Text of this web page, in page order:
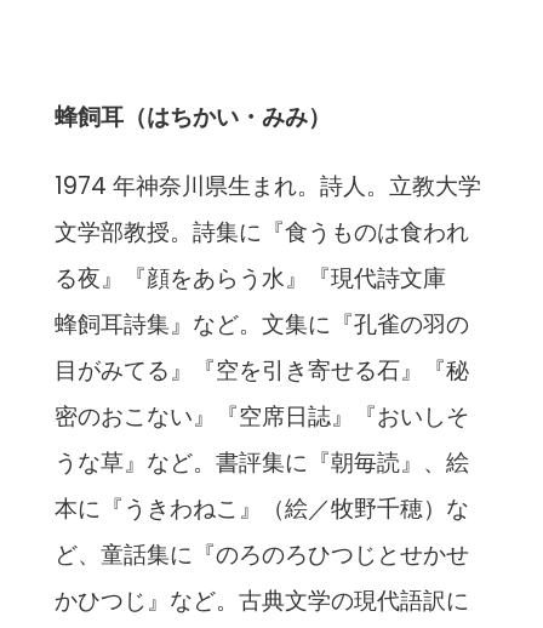
蜂飼耳（はちかい・みみ）
1974 年神奈川県生まれ。詩人。立教大学
文学部教授。詩集に『食うものは食われ
る夜』『顔をあらう水』『現代詩文庫
蜂飼耳詩集』など。文集に『孔雀の羽の
目がみてる』『空を引き寄せる石』『秘
密のおこない』『空席日誌』『おいしそ
うな草』など。書評集に『朝毎読』、絵
本に『うきわねこ』（絵／牧野千穂）な
ど、童話集に『のろのろひつじとせかせ
かひつじ』など。古典文学の現代語訳に